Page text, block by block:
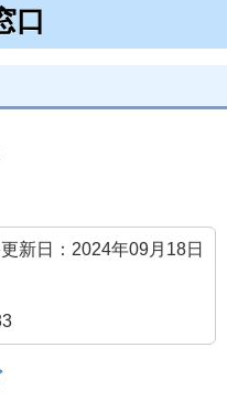
口
新日：2024年09月18日